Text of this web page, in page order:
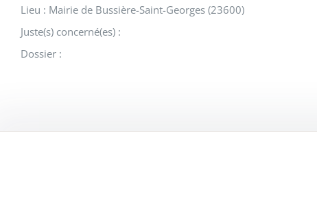
Lieu : Mairie de Bussière-Saint-Georges (23600)
Juste(s) concerné(es) :
Dossier :